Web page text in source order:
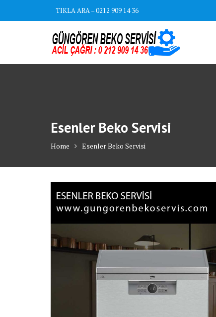
TIKLA ARA – 0212 909 14 36
Esenler Beko Servisi
Home Esenler Beko Servisi